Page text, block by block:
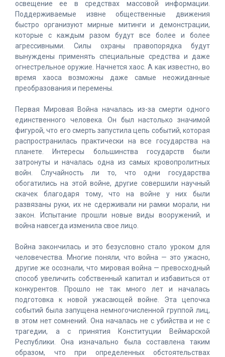
освещение ее в средствах массовой информации.
Поддерживаемые извне общественные движения
быстро организуют мирные митинги и демонстрации,
которые с каждым разом будут все более и более
агрессивными. Силы охраны правопорядка будут
вынуждены применять специальные средства и даже
огнестрельное оружие. Начнется хаос. А как известно, во
время хаоса возможны даже самые неожиданные
преобразования и перемены.
Первая Мировая Война началась из-за смерти одного
единственного человека. Он был настолько значимой
фигурой, что его смерть запустила цепь событий, которая
распространилась практически на все государства на
планете. Интересы большинства государств были
затронуты и началась одна из самых кровопролитных
войн. Случайность ли то, что одни государства
обогатились на этой войне, другие совершили научный
скачек благодаря тому, что на войне у них были
развязаны руки, их не сдерживали ни рамки морали, ни
закон. Испытание прошли новые виды вооружений, и
война навсегда изменила свое лицо.
Война закончилась и это безусловно стало уроком для
человечества. Многие поняли, что война — это ужасно,
другие же осознали, что мировая война — превосходный
способ увеличить собственный капитал и избавиться от
конкурентов. Прошло не так много лет и началась
подготовка к новой ужасающей войне. Эта цепочка
событий была запущена немногочисленной группой лиц,
в этом нет сомнений. Она началась не с убийства и не с
трагедии, а с принятия Конституции Веймарской
Республики. Она изначально была составлена таким
образом, что при определенных обстоятельствах